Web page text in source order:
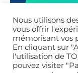
Appel
Nous utilisons
vous offrir
mémorisant vos
En cliquant sur
l'utilisation de
pouvez visiter